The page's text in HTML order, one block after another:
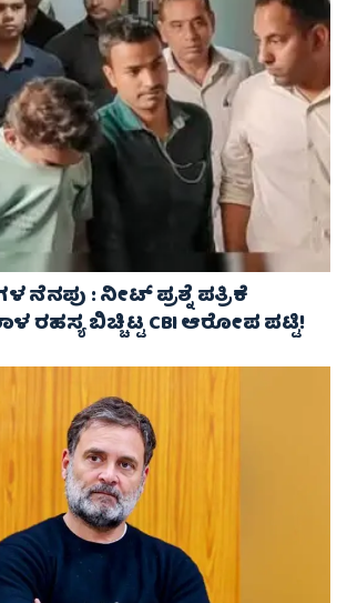
ನೆನಪು : ನೀಟ್ ಪ್ರಶ್ನೆ ಪತ್ರಿಕೆ
ಬಿಚ್ಚಿಟ್ಟ CBI ಆರೋಪ ಪಟ್ಟಿ!